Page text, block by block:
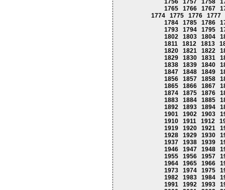
1756
1757 1758
1765
1766 1767
1774
1775 1776
1777
1784
1785 1786
1793
1794 1795
1802
1803 1804
1811
1812 1813
1820
1821 1822
1829
1830 1831
1838
1839 1840
1847
1848 1849
1856
1857 1858
1865
1866 1867
1874
1875 1876
1883
1884 1885
1892
1893 1894
1901
1902 1903
1910
1911 1912
1919
1920 1921
1928
1929 1930
1937
1938 1939
1946
1947 1948
1955
1956 1957
1964
1965 1966
1973
1974 1975
1982
1983 1984
1991
1992 1993